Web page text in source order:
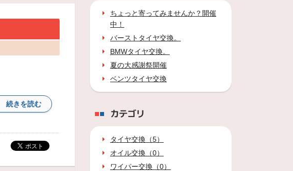
続きを読む
ちょっと寄ってみませんか？開催
中！
バーストタイヤ交換。
BMWタイヤ交換。
夏の大感謝祭開催
ベンツタイヤ交換
カテゴリ
タイヤ交換（5）
オイル交換（0）
ワイパー交換（0）